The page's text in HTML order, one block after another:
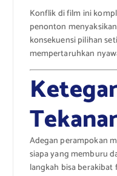
Konflik di film ini
penonton
konsekuensi pilihan
mempertaruhkan
Adegan perampokan
siapa yang memburu
langkah bisa berakibat